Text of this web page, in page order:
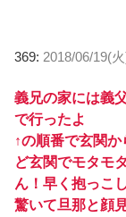
369: 2018/06/19(
義兄の家には義
で行ったよ
↑の順番で玄関
ど玄関でモタモ
ん！早く抱っこ
驚いて旦那と顔